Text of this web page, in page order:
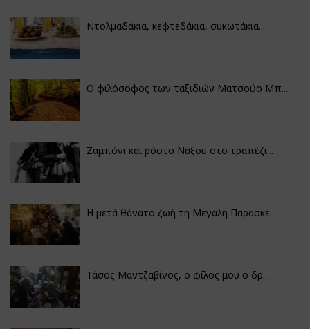
Ντολμαδάκια, κεφτεδάκια, συκωτάκια...
Ο φιλόσοφος των ταξιδιών Ματσούο Μπ...
Ζαμπόνι και ρόστο Νάξου στο τραπέζι...
Η μετά θάνατο ζωή τη Μεγάλη Παρασκε...
Τάσος Μαντζαβίνος, ο φίλος μου ο δρ...